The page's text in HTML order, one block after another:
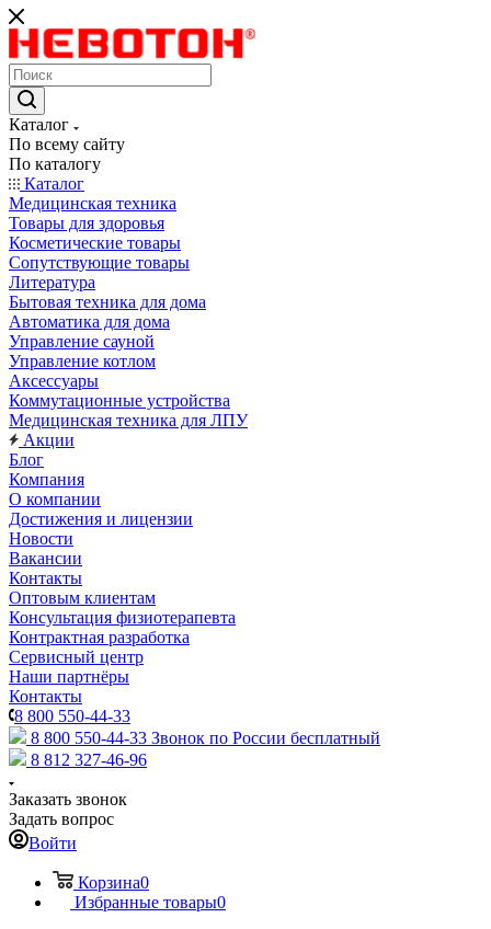
Каталог
По всему сайту
По каталогу
Каталог
Медицинская техника
Товары для здоровья
Косметические товары
Сопутствующие товары
Литература
Бытовая техника для дома
Автоматика для дома
Управление сауной
Управление котлом
Аксессуары
Коммутационные устройства
Медицинская техника для ЛПУ
Акции
Блог
Компания
О компании
Достижения и лицензии
Новости
Вакансии
Контакты
Оптовым клиентам
Консультация физиотерапевта
Контрактная разработка
Сервисный центр
Наши партнёры
Контакты
8 800 550-44-33
8 800 550-44-33 Звонок по России бесплатный
8 812 327-46-96
Заказать звонок
Задать вопрос
Войти
Корзина0
Избранные товары0